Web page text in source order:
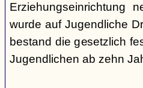
Erziehungseinrichtung
wurde auf Jugendliche
bestand die gesetzlich
Jugendlichen ab zehn